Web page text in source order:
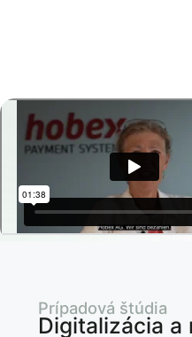
Digitalizácia a
Prípadová štúdia